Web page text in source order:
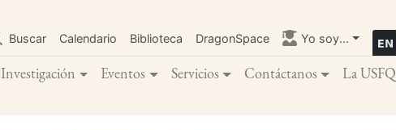
contenido
principal
Buscar Calendario Biblioteca DragonSpace Yo soy...
Investigación Eventos Servicios Contáctanos La USFQ